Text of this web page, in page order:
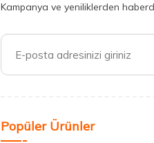
Kampanya ve yeniliklerden
Popüler Ürünler